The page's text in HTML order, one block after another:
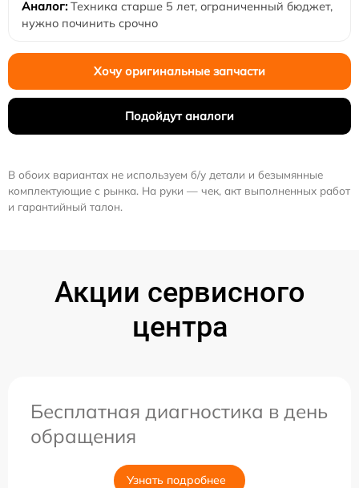
Техника старше 5 лет, ограниченный бюджет,
нужно починить срочно
Хочу оригинальные запчасти
Подойдут аналоги
В обоих вариантах не используем б/у детали и безымянные
комплектующие с рынка. На руки — чек, акт выполненных работ
и гарантийный талон.
Акции сервисного
центра
Бесплатная диагностика в день
обращения
Узнать подробнее